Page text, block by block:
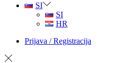
SI
SI
HR
Prijava / Registracija